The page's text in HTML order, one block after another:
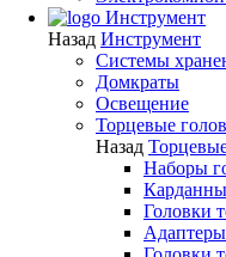
Инструмент
Назад Инструмент
Системы
Домкраты
Освещение
Торцевые
Назад
Наборы
Головки